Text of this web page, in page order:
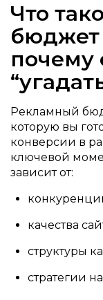
Что
бюджет
почему
Рекламный
которую вы
конверсии в
ключевой
зависит от:
качества
структуры
стратегии